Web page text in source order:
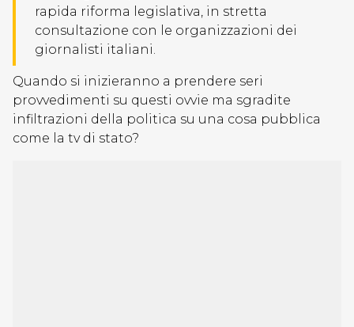
rapida riforma legislativa, in stretta
consultazione con le organizzazioni dei
giornalisti italiani.
Quando si inizieranno a prendere seri
provvedimenti su questi ovvie ma sgradite
infiltrazioni della politica su una cosa pubblica
come la tv di stato?